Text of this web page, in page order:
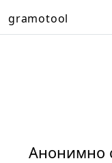
gramotool
Анонимно